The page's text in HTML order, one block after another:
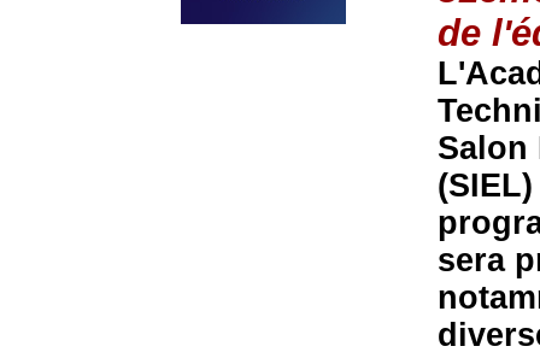
de
Salon
sera